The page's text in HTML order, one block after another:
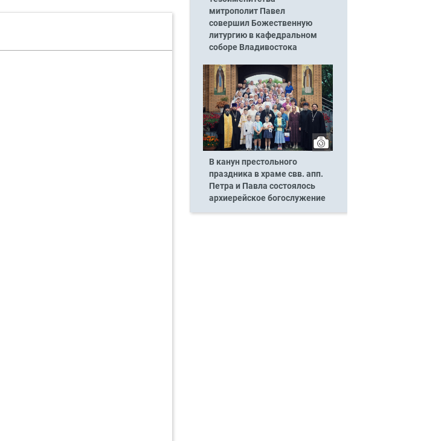
митрополит Павел
совершил Божественную
литургию в кафедральном
соборе Владивостока
В канун престольного
праздника в храме свв. апп.
Петра и Павла состоялось
архиерейское богослужение